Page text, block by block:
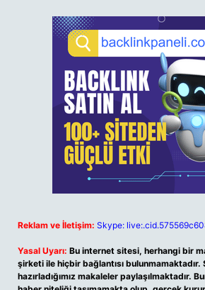
Reklam ve İletişim: Skype:
Yasal Uyarı: Bu internet sitesi, herhangi bir
şirketi ile hiçbir bağlantısı bulunmamaktadır.
hazırladığımız makaleler paylaşılmaktadır.